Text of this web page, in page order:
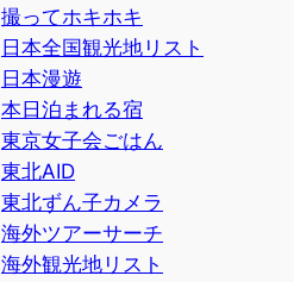
撮ってホキホキ
日本全国観光地リスト
日本漫遊
本日泊まれる宿
東京女子会ごはん
東北AID
東北ずん子カメラ
海外ツアーサーチ
海外観光地リスト